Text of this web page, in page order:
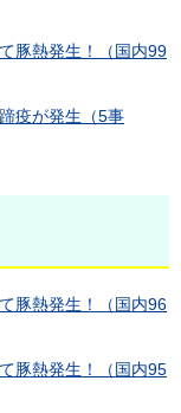
豚熱発生！（国内99
疫が発生（5事
豚熱発生！（国内96
豚熱発生！（国内95